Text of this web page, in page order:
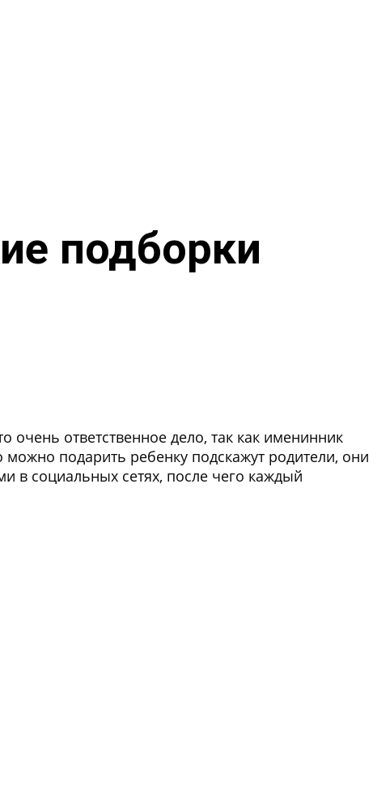
подборки
очень ответственное дело, так как именинник
подарить ребенку подскажут родители, они
в социальных сетях, после чего каждый